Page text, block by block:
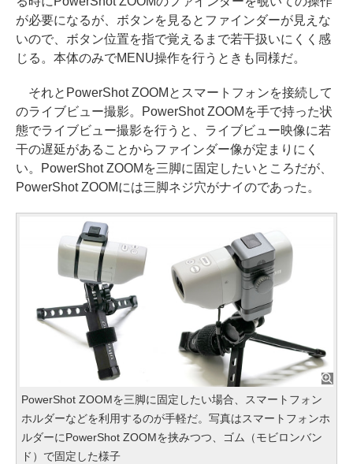
が必要になるが、ボタンを見るとファインダーが見えな
いので、ボタン位置を指で覚えるまで若干扱いにくく感
じる。本体のみでMENU操作を行うときも同様だ。
それとPowerShot ZOOMとスマートフォンを接続して
のライブビュー撮影。PowerShot ZOOMを手で持った状
態でライブビュー撮影を行うと、ライブビュー映像に若
干の遅延があることからファインダー像が定まりにく
い。PowerShot ZOOMを三脚に固定したいところだが、
PowerShot ZOOMには三脚ネジ穴がナイのであった。
PowerShot ZOOMを三脚に固定したい場合、スマートフォン
ホルダーなどを利用するのが手軽だ。写真はスマートフォンホ
ルダーにPowerShot ZOOMを挟みつつ、ゴム（モビロンバン
ド）で固定した様子